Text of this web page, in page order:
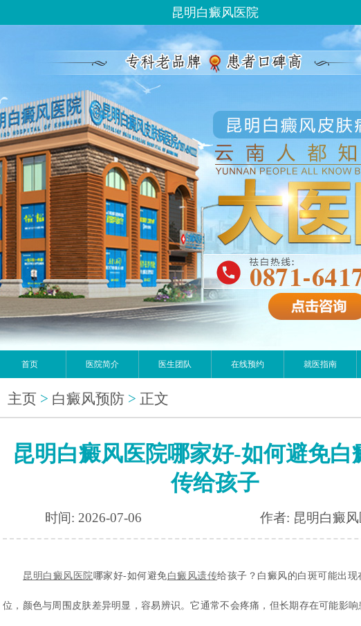
昆明白癜风医院
首页 医院简介 医生团队 在线预约 就医指南
主页 > 白癜风预防 > 正文
昆明白癜风医院哪家好-如何避免白
传给孩子
时间: 2026-07-06 作者: 昆明白癜
昆明白癜风医院哪家好-如何避免白癜风遗传给孩子？白癜风的白斑可能出现
位，颜色与周围皮肤差异明显，容易辨识。它通常不会疼痛，但长期存在可能影响